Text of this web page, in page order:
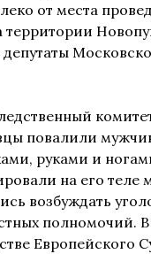
от места
повалили
руками и
на его
возбуждать
полномочий.
Европейского